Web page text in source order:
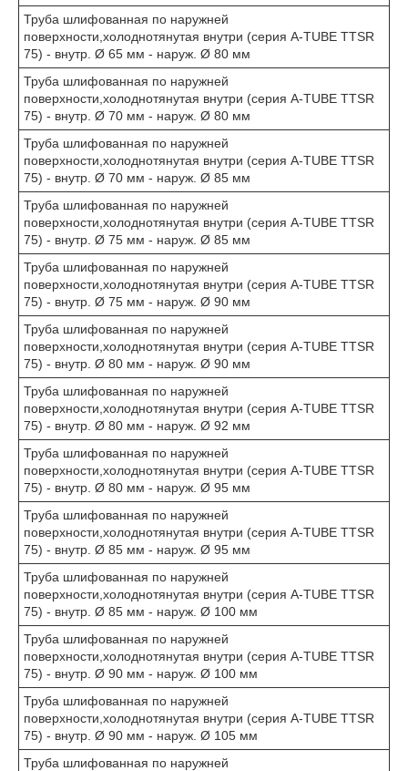
Труба шлифованная по наружней
поверхности,холоднотянутая внутри (серия A-TUBE TTSR
75) - внутр. Ø 65 мм - наруж. Ø 80 мм
Труба шлифованная по наружней
поверхности,холоднотянутая внутри (серия A-TUBE TTSR
75) - внутр. Ø 70 мм - наруж. Ø 80 мм
Труба шлифованная по наружней
поверхности,холоднотянутая внутри (серия A-TUBE TTSR
75) - внутр. Ø 70 мм - наруж. Ø 85 мм
Труба шлифованная по наружней
поверхности,холоднотянутая внутри (серия A-TUBE TTSR
75) - внутр. Ø 75 мм - наруж. Ø 85 мм
Труба шлифованная по наружней
поверхности,холоднотянутая внутри (серия A-TUBE TTSR
75) - внутр. Ø 75 мм - наруж. Ø 90 мм
Труба шлифованная по наружней
поверхности,холоднотянутая внутри (серия A-TUBE TTSR
75) - внутр. Ø 80 мм - наруж. Ø 90 мм
Труба шлифованная по наружней
поверхности,холоднотянутая внутри (серия A-TUBE TTSR
75) - внутр. Ø 80 мм - наруж. Ø 92 мм
Труба шлифованная по наружней
поверхности,холоднотянутая внутри (серия A-TUBE TTSR
75) - внутр. Ø 80 мм - наруж. Ø 95 мм
Труба шлифованная по наружней
поверхности,холоднотянутая внутри (серия A-TUBE TTSR
75) - внутр. Ø 85 мм - наруж. Ø 95 мм
Труба шлифованная по наружней
поверхности,холоднотянутая внутри (серия A-TUBE TTSR
75) - внутр. Ø 85 мм - наруж. Ø 100 мм
Труба шлифованная по наружней
поверхности,холоднотянутая внутри (серия A-TUBE TTSR
75) - внутр. Ø 90 мм - наруж. Ø 100 мм
Труба шлифованная по наружней
поверхности,холоднотянутая внутри (серия A-TUBE TTSR
75) - внутр. Ø 90 мм - наруж. Ø 105 мм
Труба шлифованная по наружней